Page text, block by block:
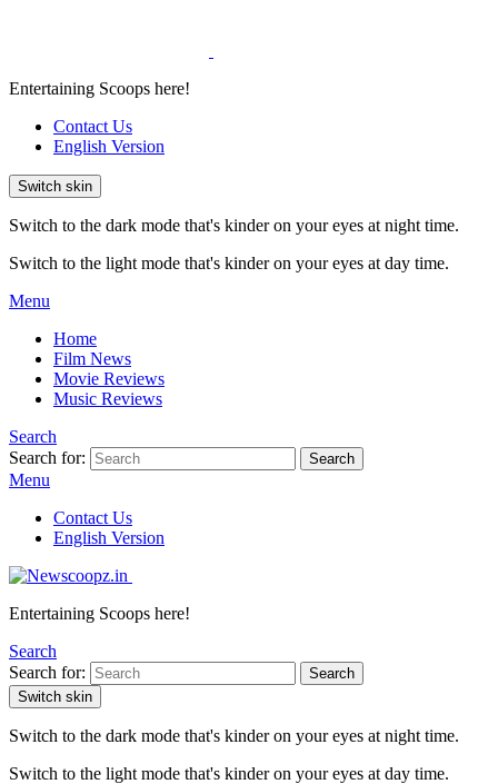
Entertaining Scoops here!
Contact Us
English Version
Switch skin
Switch to the dark mode that's kinder on your eyes at night time.
Switch to the light mode that's kinder on your eyes at day time.
Menu
Home
Film News
Movie Reviews
Music Reviews
Search
Search for:
Search
Menu
Contact Us
English Version
Entertaining Scoops here!
Search
Search for:
Search
Switch skin
Switch to the dark mode that's kinder on your eyes at night time.
Switch to the light mode that's kinder on your eyes at day time.